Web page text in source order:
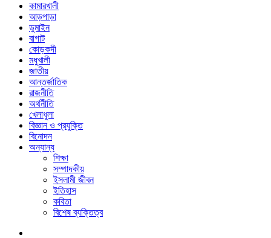
কামারখালী
আড়পাড়া
ডুমাইন
বাগাট
কোড়কদী
মধুখালী
জাতীয়
আন্তর্জাতিক
রাজনীতি
অর্থনীতি
খেলাধুলা
বিজ্ঞান ও প্রযুক্তি
বিনোদন
অন্যান্য
শিক্ষা
সম্পাদকীয়
ইসলামী জীবন
ইতিহাস
কবিতা
বিশেষ ব্যক্তিত্ব